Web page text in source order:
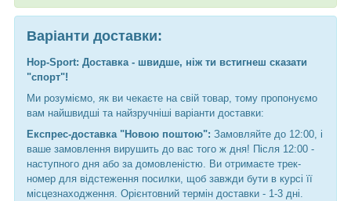
Варіанти доставки:
Hop-Sport: Доставка - швидше, ніж ти встигнеш сказати
"спорт"!
Ми розуміємо, як ви чекаєте на свій товар, тому пропонуємо
вам найшвидші та найзручніші варіанти доставки:
Експрес-доставка "Новою поштою": Замовляйте до 12:00, і
ваше замовлення вирушить до вас того ж дня! Після 12:00 -
наступного дня або за домовленістю. Ви отримаєте трек-
номер для відстеження посилки, щоб завжди бути в курсі її
місцезнаходження. Орієнтовний термін доставки - 1-3 дні.